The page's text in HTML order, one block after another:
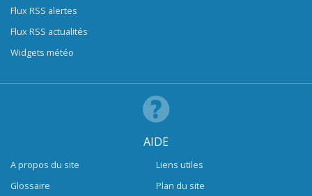
Flux RSS alertes
Flux RSS actualités
Widgets météo
AIDE
A propos du site
Glossaire
Liens utiles
Plan du site